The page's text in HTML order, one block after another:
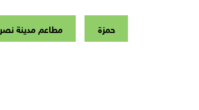
حمزة مطاعم مدينة نصر